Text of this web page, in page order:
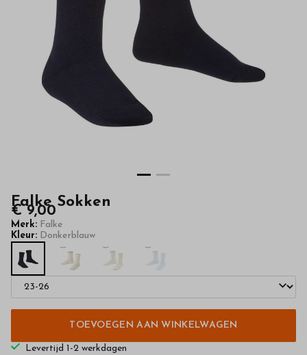
onze
webshop
Falke Sokken
€ 9,00
Merk: Falke
Kleur: Donkerblauw
TOEVOEGEN AAN WINKELWAGEN
Levertijd 1-2 werkdagen